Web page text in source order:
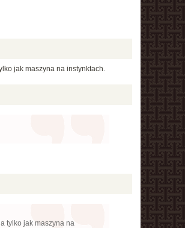
jak maszyna na instynktach.
tylko jak maszyna na